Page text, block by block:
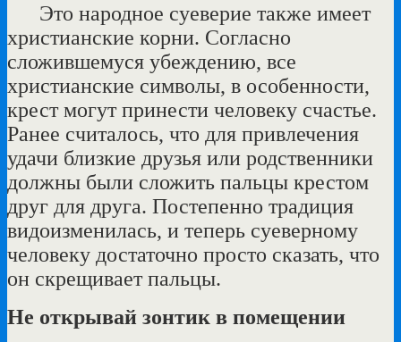
Это народное суеверие также имеет
христианские корни. Согласно
сложившемуся убеждению, все
христианские символы, в особенности,
крест могут принести человеку счастье.
Ранее считалось, что для привлечения
удачи близкие друзья или родственники
должны были сложить пальцы крестом
друг для друга. Постепенно традиция
видоизменилась, и теперь суеверному
человеку достаточно просто сказать, что
он скрещивает пальцы.
Не открывай зонтик в помещении